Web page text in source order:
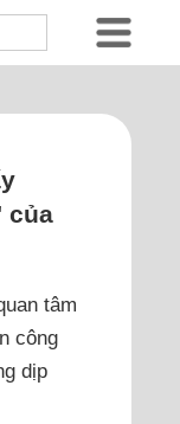
của
tâm
công
dịp